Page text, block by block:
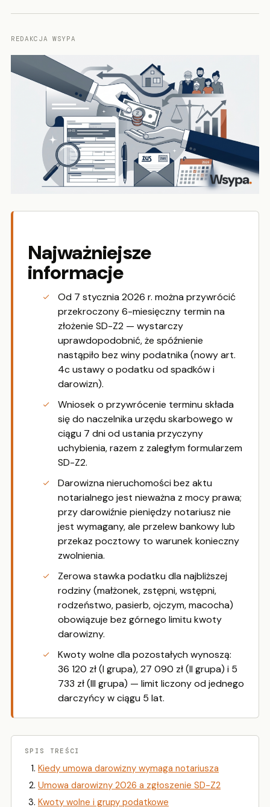
REDAKCJA WSYPA
Najważniejsze
informacje
Od 7 stycznia 2026 r. można przywrócić
przekroczony 6-miesięczny termin na
złożenie SD-Z2 — wystarczy
uprawdopodobnić, że spóźnienie
nastąpiło bez winy podatnika (nowy art.
4c ustawy o podatku od spadków i
darowizn).
Wniosek o przywrócenie terminu składa
się do naczelnika urzędu skarbowego w
ciągu 7 dni od ustania przyczyny
uchybienia, razem z zaległym formularzem
SD-Z2.
Darowizna nieruchomości bez aktu
notarialnego jest nieważna z mocy prawa;
przy darowiźnie pieniędzy notariusz nie
jest wymagany, ale przelew bankowy lub
przekaz pocztowy to warunek konieczny
zwolnienia.
Zerowa stawka podatku dla najbliższej
rodziny (małżonek, zstępni, wstępni,
rodzeństwo, pasierb, ojczym, macocha)
obowiązuje bez górnego limitu kwoty
darowizny.
Kwoty wolne dla pozostałych wynoszą:
36 120 zł (I grupa), 27 090 zł (II grupa) i 5
733 zł (III grupa) — limit liczony od jednego
darczyńcy w ciągu 5 lat.
SPIS TREŚCI
Kiedy umowa darowizny wymaga notariusza
Umowa darowizny 2026 a zgłoszenie SD-Z2
Kwoty wolne i grupy podatkowe